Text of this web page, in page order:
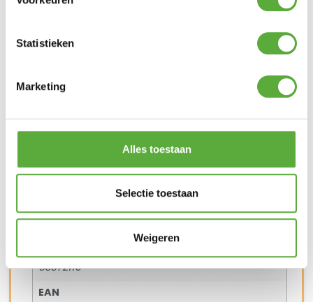
Statistieken
Marketing
Alles toestaan
Selectie toestaan
Weigeren
Aluminium
Teak
180 cm
95 cm
77 cm
53572110
EAN